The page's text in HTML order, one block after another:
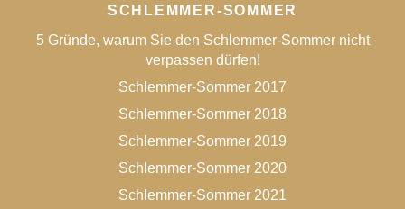
SCHLEMMER-SOMMER
5 Gründe, warum Sie den Schlemmer-Sommer nicht
verpassen dürfen!
Schlemmer-Sommer 2017
Schlemmer-Sommer 2018
Schlemmer-Sommer 2019
Schlemmer-Sommer 2020
Schlemmer-Sommer 2021